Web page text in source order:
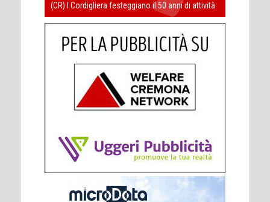
(CR) I Cordigliera festeggiano il 50 anni di attività